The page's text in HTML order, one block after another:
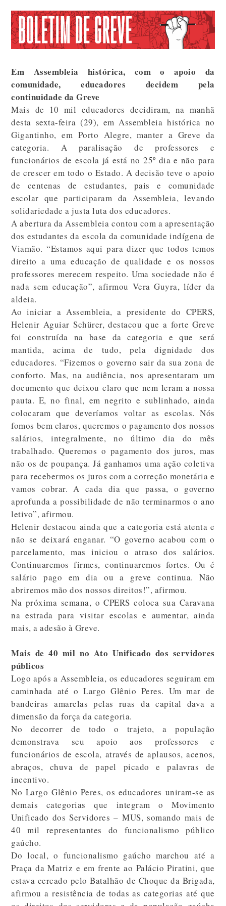
Em Assembleia histórica, com o apoio da
comunidade, educadores decidem pela
continuidade da Greve
Mais de 10 mil educadores decidiram, na manhã
desta sexta-feira (29), em Assembleia histórica no
Gigantinho, em Porto Alegre, manter a Greve da
categoria. A paralisação de professores e
funcionários de escola já está no 25º dia e não para
de crescer em todo o Estado. A decisão teve o apoio
de centenas de estudantes, pais e comunidade
escolar que participaram da Assembleia, levando
solidariedade a justa luta dos educadores.
A abertura da Assembleia contou com a apresentação
dos estudantes da escola da comunidade indígena de
Viamão. “Estamos aqui para dizer que todos temos
direito a uma educação de qualidade e os nossos
professores merecem respeito. Uma sociedade não é
nada sem educação”, afirmou Vera Guyra, líder da
aldeia.
Ao iniciar a Assembleia, a presidente do CPERS,
Helenir Aguiar Schürer, destacou que a forte Greve
foi construída na base da categoria e que será
mantida, acima de tudo, pela dignidade dos
educadores. “Fizemos o governo sair da sua zona de
conforto. Mas, na audiência, nos apresentaram um
documento que deixou claro que nem leram a nossa
pauta. E, no final, em negrito e sublinhado, ainda
colocaram que deveríamos voltar as escolas. Nós
fomos bem claros, queremos o pagamento dos nossos
salários, integralmente, no último dia do mês
trabalhado. Queremos o pagamento dos juros, mas
não os de poupança. Já ganhamos uma ação coletiva
para recebermos os juros com a correção monetária e
vamos cobrar. A cada dia que passa, o governo
aprofunda a possibilidade de não terminarmos o ano
letivo”, afirmou.
Helenir destacou ainda que a categoria está atenta e
não se deixará enganar. “O governo acabou com o
parcelamento, mas iniciou o atraso dos salários.
Continuaremos firmes, continuaremos fortes. Ou é
salário pago em dia ou a greve continua. Não
abriremos mão dos nossos direitos!”, afirmou.
Na próxima semana, o CPERS coloca sua Caravana
na estrada para visitar escolas e aumentar, ainda
mais, a adesão à Greve.
Mais de 40 mil no Ato Unificado dos servidores
públicos
Logo após a Assembleia, os educadores seguiram em
caminhada até o Largo Glênio Peres. Um mar de
bandeiras amarelas pelas ruas da capital dava a
dimensão da força da categoria.
No decorrer de todo o trajeto, a população
demonstrava seu apoio aos professores e
funcionários de escola, através de aplausos, acenos,
abraços, chuva de papel picado e palavras de
incentivo.
No Largo Glênio Peres, os educadores uniram-se as
demais categorias que integram o Movimento
Unificado dos Servidores – MUS, somando mais de
40 mil representantes do funcionalismo público
gaúcho.
Do local, o funcionalismo gaúcho marchou até a
Praça da Matriz e em frente ao Palácio Piratini, que
estava cercado pelo Batalhão de Choque da Brigada,
afirmou a resistência de todas as categorias até que